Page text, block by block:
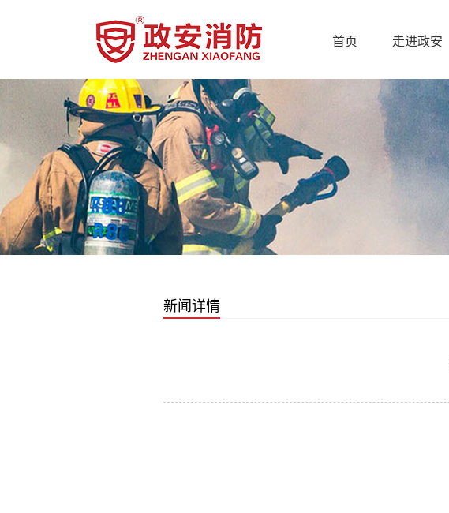
首页 走进政安
新闻详情